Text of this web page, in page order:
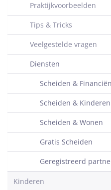
Praktijkvoorbeelden
Tips & Tricks
Veelgestelde vragen
Diensten
Scheiden & Financiën
Scheiden & Kinderen
Scheiden & Wonen
Gratis Scheiden
Geregistreerd
Kinderen